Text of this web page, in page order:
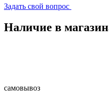
Задать свой вопрос
Наличие в
самовывоз